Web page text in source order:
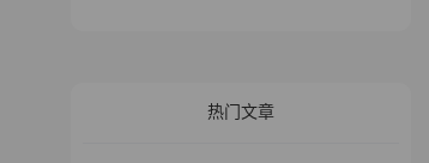
热门文章